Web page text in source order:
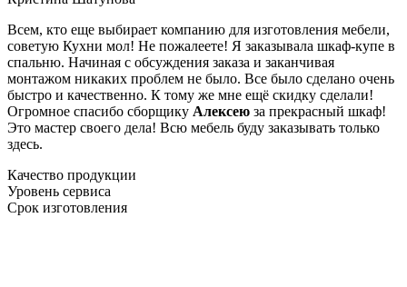
Всем, кто еще выбирает компанию для изготовления мебели,
советую Кухни мол! Не пожалеете! Я заказывала шкаф-купе в
спальню. Начиная с обсуждения заказа и заканчивая
монтажом никаких проблем не было. Все было сделано очень
быстро и качественно. К тому же мне ещё скидку сделали!
Огромное спасибо сборщику Алексею за прекрасный шкаф!
Это мастер своего дела! Всю мебель буду заказывать только
здесь.
Качество продукции
Уровень сервиса
Срок изготовления